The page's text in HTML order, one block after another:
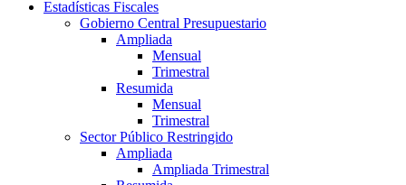
Estadísticas Fiscales
Gobierno Central Presupuestario
Ampliada
Mensual
Trimestral
Resumida
Mensual
Trimestral
Sector Público Restringido
Ampliada
Ampliada Trimestral